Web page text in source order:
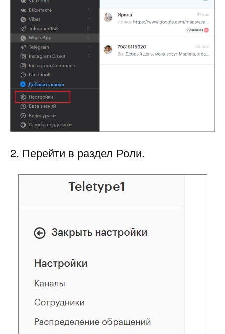
2. Перейти в раздел Роли.